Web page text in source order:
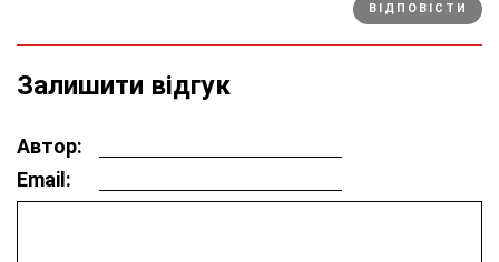
ВІДПОВІСТИ
Залишити відгук
Автор:
Email: